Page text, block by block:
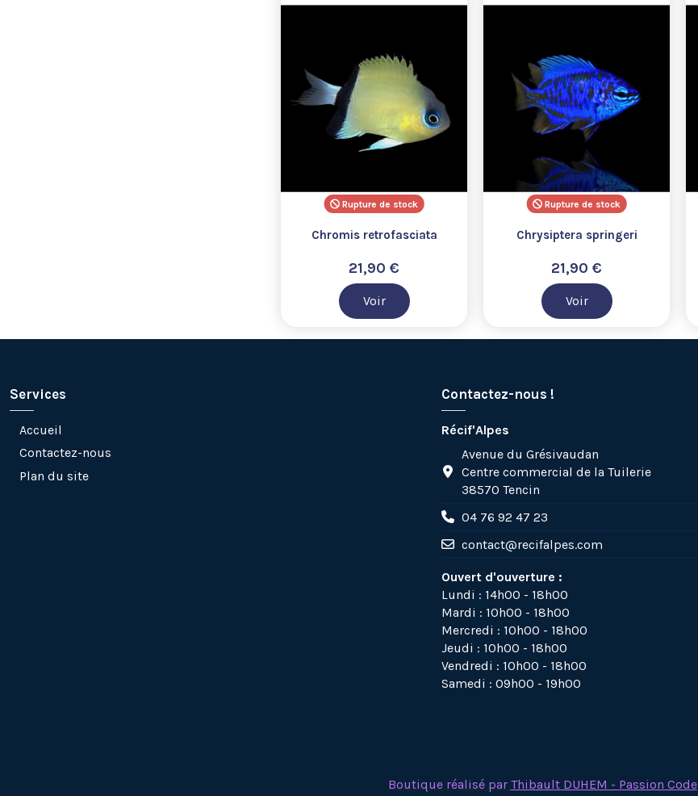
Rupture de stock
Chromis retrofasciata
21,90 €
Voir
Rupture de stock
Chrysiptera springeri
21,90 €
Voir
Services
Accueil
Contactez-nous
Plan du site
Contactez-nous !
Récif'Alpes
Avenue du Grésivaudan
Centre commercial de la Tuilerie
38570 Tencin
04 76 92 47 23
contact@recifalpes.com
Ouvert d'ouverture :
Lundi : 14h00 - 18h00
Mardi : 10h00 - 18h00
Mercredi : 10h00 - 18h00
Jeudi : 10h00 - 18h00
Vendredi : 10h00 - 18h00
Samedi : 09h00 - 19h00
Boutique réalisé par Thibault DUHEM - Passion Code